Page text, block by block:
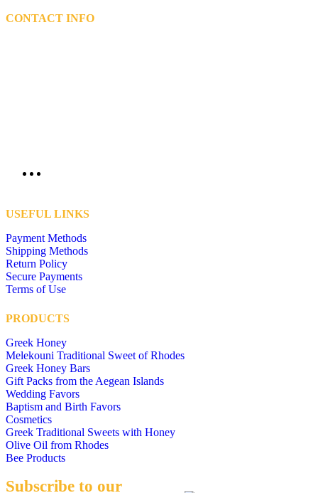
CONTACT INFO
USEFUL LINKS
Payment Methods
Shipping Methods
Return Policy
Secure Payments
Terms of Use
PRODUCTS
Greek Honey
Melekouni Traditional Sweet of Rhodes
Greek Honey Bars
Gift Packs from the Aegean Islands
Wedding Favors
Baptism and Birth Favors
Cosmetics
Greek Traditional Sweets with Honey
Olive Oil from Rhodes
Bee Products
Subscribe to our